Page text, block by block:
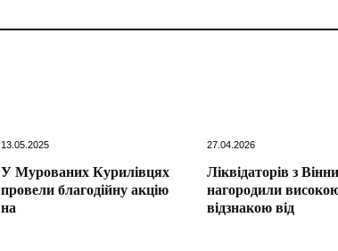
13.05.2025
У Мурованих Курилівцях
провели благодійну акцію
на
27.04.2026
Ліквідаторів з
нагородили
відзнакою від